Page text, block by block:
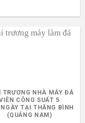
TRƯƠNG NHÀ MÁY ĐÁ
CÔNG SUẤT 5
TẠI THĂNG BÌNH
(QUẢNG NAM)